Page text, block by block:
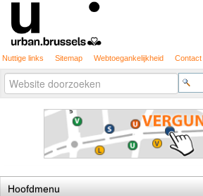
Nuttige links Sitemap Webtoegankelijkheid Contact
Zoek
Geavanceerd
zoeken...
Hoofdmenu